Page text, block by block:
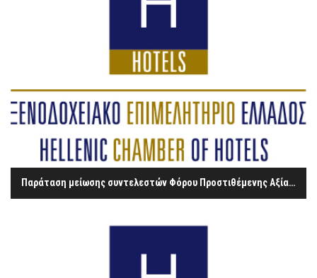
Παράταση μείωσης συντελεστών Φόρου Προστιθέμενης Αξίας (Φ.Π.Α.) για τα νησιά Λέρο, Λέσβο, Κω, Σάμο και Χίο.